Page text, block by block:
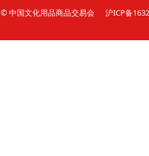
© 中国文化用品商品交易会 沪ICP备